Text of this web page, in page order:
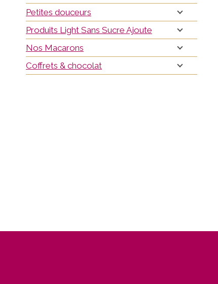
Petites douceurs
Produits Light Sans Sucre Ajoute
Nos Macarons
Coffrets & chocolat